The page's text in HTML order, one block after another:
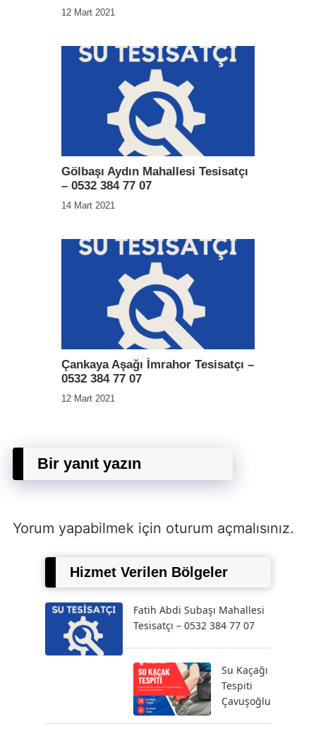
12 Mart 2021
Gölbaşı Aydın Mahallesi Tesisatçı
– 0532 384 77 07
14 Mart 2021
Çankaya Aşağı İmrahor Tesisatçı –
0532 384 77 07
12 Mart 2021
Bir yanıt yazın
Yorum yapabilmek için oturum açmalısınız.
Hizmet Verilen Bölgeler
Fatih Abdi Subaşı Mahallesi
Tesisatçı – 0532 384 77 07
Su Kaçağı
Tespiti
Çavuşoğlu